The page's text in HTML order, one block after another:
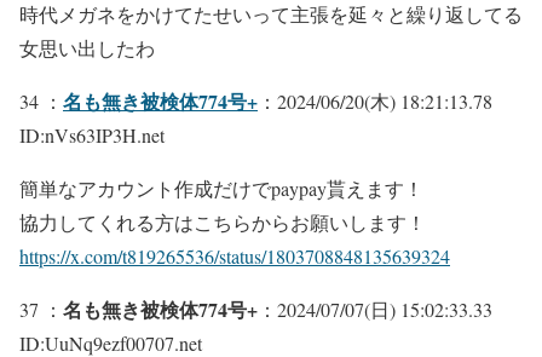
時代メガネをかけてたせいって主張を延々と繰り返してる
女思い出したわ
34 ： 名も無き被検体774号+ ：2024/06/20(木) 18:21:13.78
ID:nVs63IP3H.net
簡単なアカウント作成だけでpaypay貰えます！
協力してくれる方はこちらからお願いします！
https://x.com/t819265536/status/1803708848135639324
37 ： 名も無き被検体774号+ ：2024/07/07(日) 15:02:33.33
ID:UuNq9ezf00707.net